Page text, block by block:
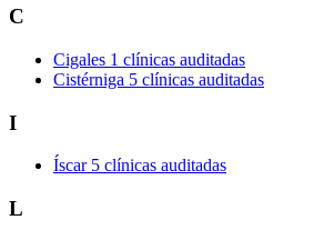
C
Cigales 1 clínicas auditadas
Cistérniga 5 clínicas auditadas
I
Íscar 5 clínicas auditadas
L